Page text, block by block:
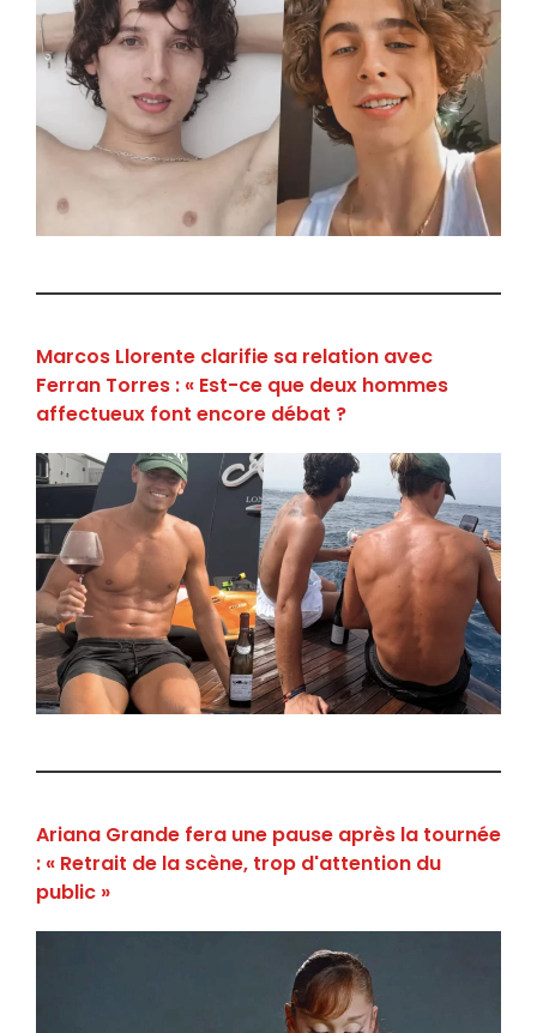
Marcos Llorente clarifie sa relation avec
Ferran Torres : « Est-ce que deux hommes
affectueux font encore débat ?
Ariana Grande fera une pause après la tournée
: « Retrait de la scène, trop d'attention du
public »